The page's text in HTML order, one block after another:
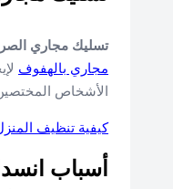
تسليك مجاري
مجاري بالهفوف
الأشخاص
كيفية تنظيف
أسباب